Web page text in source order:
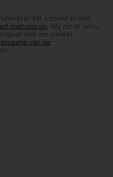
dat u zoekt er niet
met ons op . Wij zijn er om u
niet om zoveel
van de